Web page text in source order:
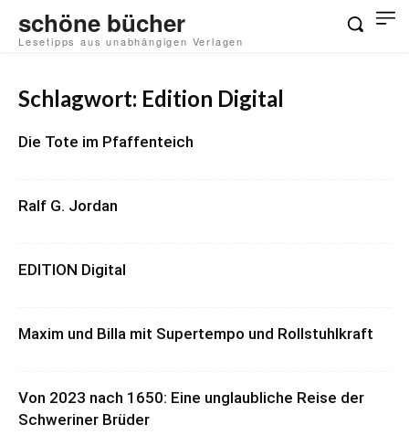
schöne bücher
Lesetipps aus unabhängigen Verlagen
Schlagwort: Edition Digital
Die Tote im Pfaffenteich
Ralf G. Jordan
EDITION Digital
Maxim und Billa mit Supertempo und Rollstuhlkraft
Von 2023 nach 1650: Eine unglaubliche Reise der
Schweriner Brüder